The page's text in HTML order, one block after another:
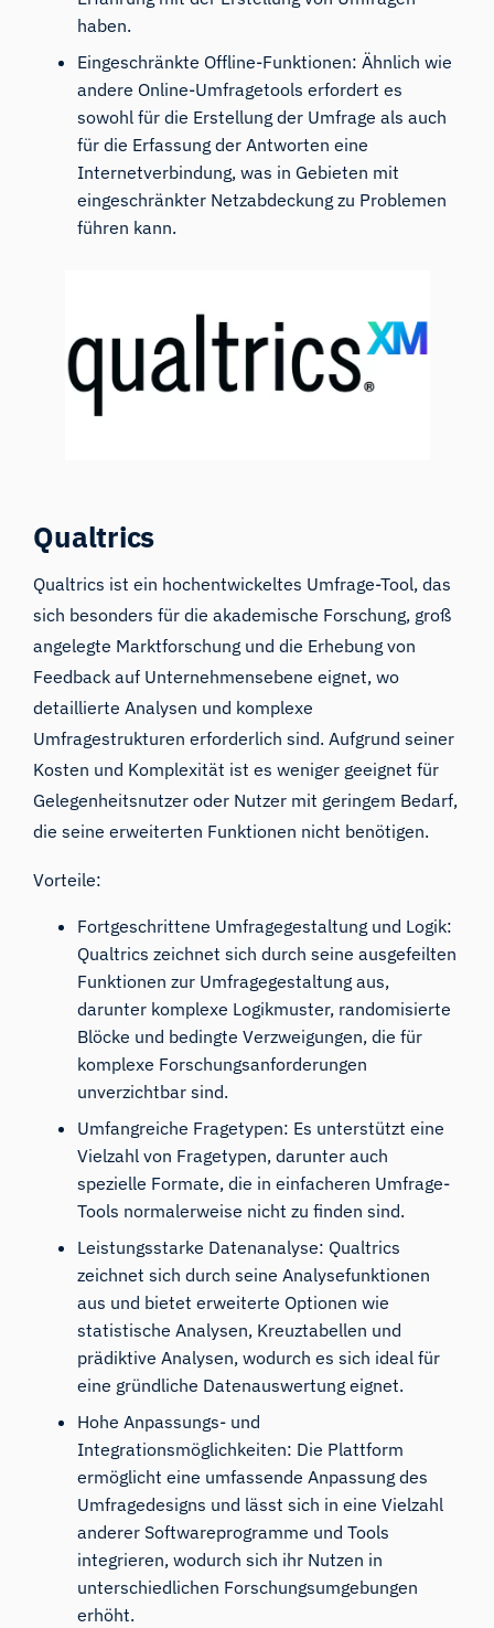
haben.
Eingeschränkte Offline-Funktionen: Ähnlich wie
andere Online-Umfragetools erfordert es
sowohl für die Erstellung der Umfrage als auch
für die Erfassung der Antworten eine
Internetverbindung, was in Gebieten mit
eingeschränkter Netzabdeckung zu Problemen
führen kann.
Qualtrics
Qualtrics ist ein hochentwickeltes Umfrage-Tool, das
sich besonders für die akademische Forschung, groß
angelegte Marktforschung und die Erhebung von
Feedback auf Unternehmensebene eignet, wo
detaillierte Analysen und komplexe
Umfragestrukturen erforderlich sind. Aufgrund seiner
Kosten und Komplexität ist es weniger geeignet für
Gelegenheitsnutzer oder Nutzer mit geringem Bedarf,
die seine erweiterten Funktionen nicht benötigen.
Vorteile:
Fortgeschrittene Umfragegestaltung und Logik:
Qualtrics zeichnet sich durch seine ausgefeilten
Funktionen zur Umfragegestaltung aus,
darunter komplexe Logikmuster, randomisierte
Blöcke und bedingte Verzweigungen, die für
komplexe Forschungsanforderungen
unverzichtbar sind.
Umfangreiche Fragetypen: Es unterstützt eine
Vielzahl von Fragetypen, darunter auch
spezielle Formate, die in einfacheren Umfrage-
Tools normalerweise nicht zu finden sind.
Leistungsstarke Datenanalyse: Qualtrics
zeichnet sich durch seine Analysefunktionen
aus und bietet erweiterte Optionen wie
statistische Analysen, Kreuztabellen und
prädiktive Analysen, wodurch es sich ideal für
eine gründliche Datenauswertung eignet.
Hohe Anpassungs- und
Integrationsmöglichkeiten: Die Plattform
ermöglicht eine umfassende Anpassung des
Umfragedesigns und lässt sich in eine Vielzahl
anderer Softwareprogramme und Tools
integrieren, wodurch sich ihr Nutzen in
unterschiedlichen Forschungsumgebungen
erhöht.